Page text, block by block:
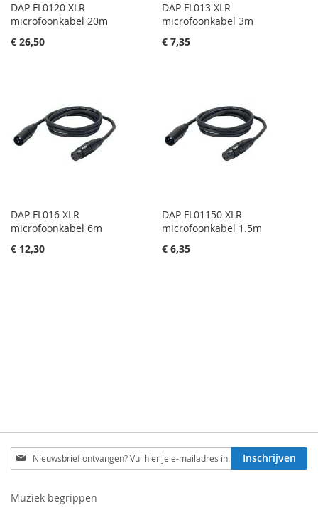
DAP FL0120 XLR
microfoonkabel 20m
€ 26,50
DAP FL013 XLR
microfoonkabel 3m
€ 7,35
DAP FL016 XLR
microfoonkabel 6m
€ 12,30
DAP FL01150 XLR
microfoonkabel 1.5m
€ 6,35
Schrijf
je
voor
Inschrijven
Muziek begrippen